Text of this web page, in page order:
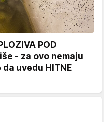
POD
- za ovo nemaju
uvedu HITNE